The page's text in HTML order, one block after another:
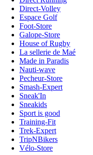
Direct-Volley
Espace Golf
Foot-Store
Galope-Store
House of Rugby
La sellerie de Maé
Made in Paradis
Nauti-wave
Pecheur-Store
Smash-Expert
Sneak'In
Sneakids
Sport is good
Training-Fit
Trek-Expert
TripNBikers
Vélo-Store